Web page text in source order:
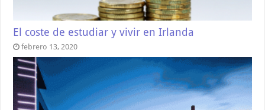
El coste de estudiar y vivir en Irlanda
febrero 13, 2020